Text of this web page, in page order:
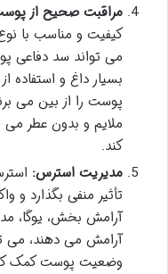
مراقبت صحیح از
کیفیت و مناسب با
می تواند سد دفاعی
بسیار داغ و
پوست را از بین می
ملایم و بدون عطر
کند.
مدیریت استرس:
تأثیر منفی بگذارد و
آرامش بخش، یوگا،
آرامش می دهند، می
وضعیت پوست کمک